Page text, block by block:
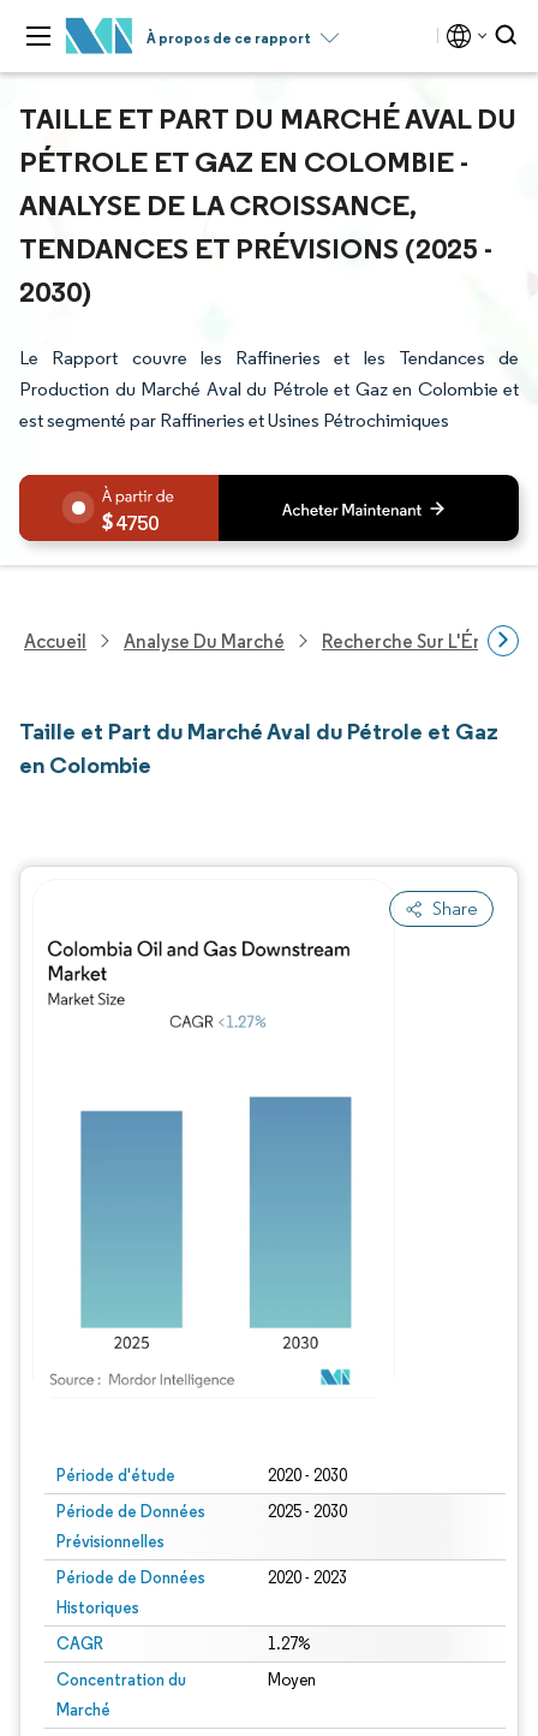
À propos de ce rapport
TAILLE ET PART DU MARCHÉ AVAL DU
PÉTROLE ET GAZ EN COLOMBIE -
ANALYSE DE LA CROISSANCE,
TENDANCES ET PRÉVISIONS (2025 -
2030)
Le Rapport couvre les Raffineries et les Tendances de
Production du Marché Aval du Pétrole et Gaz en Colombie et
est segmenté par Raffineries et Usines Pétrochimiques
4750
Accueil Analyse Du Marché Recherche Sur
Taille et Part du Marché Aval du Pétrole et Gaz
en Colombie
Share
Période d'étude 2020 - 2030
Période de Données
Prévisionnelles
2025 - 2030
Période de Données
Historiques
2020 - 2023
CAGR 1.27%
Concentration du
Marché
Moyen